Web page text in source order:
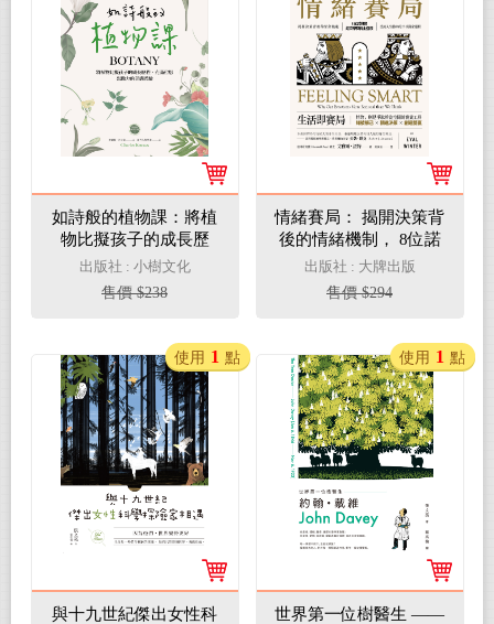
如詩般的植物課：將植
物比擬孩子的成長歷
程，充滿哲思、想像力
的美感體驗（華德福教
學引導1）(電子書)
出版社 : 小樹文化
售價 $238
情緒賽局： 揭開決策背
後的情緒機制， 8位諾
貝爾經濟學獎得主盛
讚，提高人生勝率的 23
項贏家邏輯(電子書)
出版社 : 大牌出版
售價 $294
與十九世紀傑出女性科
使用 1 點
世界第一位樹醫生 ——
使用 1 點